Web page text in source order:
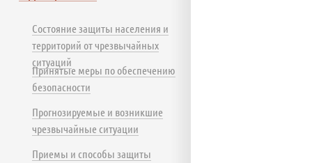
Состояние защиты населения и
территорий от чрезвычайных
ситуаций
Принятые меры по обеспечению
безопасности
Прогнозируемые и возникшие
чрезвычайные ситуации
Приемы и способы защиты